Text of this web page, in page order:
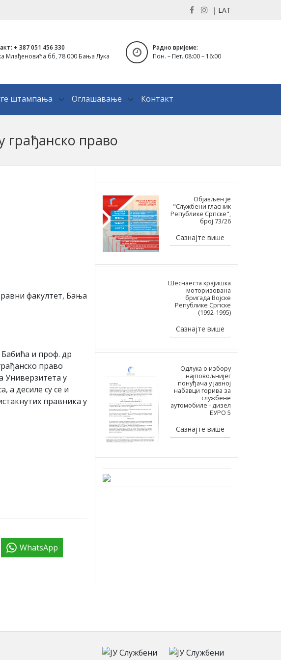
| LAT
+ 387 051 456 330
Млађеновића бб, 78 000 Бања Лука
Радно вријеме:
Пон. – Пет. 08:00 – 16:00
штампања Оглашавање Контакт
грађанско право
факултет, Бања
и проф. др
право
Универзитета у
а десиле су се и
правника у
WhatsApp
Објављен је
"Службени гласник
Републике Српске",
број 73/26
Сазнајте више
Шеснаеста крајишка
моторизована
бригада Војске
Републике Српске
(1992-1995)
Сазнајте више
Одлука о избору
најповољнијег
понуђача у јавној
набавци горива за
службене
аутомобиле - дизел
ЕУРО 5
Сазнајте више